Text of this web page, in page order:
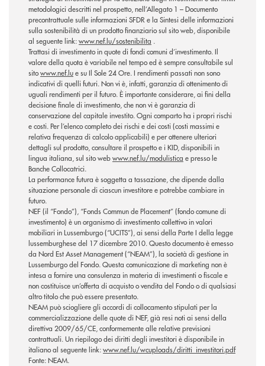
metodologici descritti nel prospetto, nell’Allegato 1 – Documento
precontrattuale sulle informazioni SFDR e la Sintesi delle informazioni
sulla sostenibilità di un prodotto finanziario sul sito web, disponibile
al seguente link:www.nef.lu/sostenibilita .
Trattasi di investimento in quote di fondi comuni d’investimento. Il
valore della quota è variabile nel tempo ed è sempre consultabile sul
sitowww.nef.lue su Il Sole 24 Ore. I rendimenti passati non sono
indicativi di quelli futuri. Non vi è, infatti, garanzia di ottenimento di
uguali rendimenti per il futuro. È importante considerare, ai fini della
decisione finale di investimento, che non vi è garanzia di
conservazione del capitale investito. Ogni comparto ha i propri rischi
e costi. Per l’elenco completo dei rischi e dei costi (costi massimi e
relativa frequenza di calcolo applicabili) e per ottenere ulteriori
dettagli sul prodotto, consultare il prospetto e i KID, disponibili in
lingua italiana, sul sito webwww.nef.lu/modulistica e presso le
Banche Collocatrici.
La performance futura è soggetta a tassazione, che dipende dalla
situazione personale di ciascun investitore e potrebbe cambiare in
futuro.
NEF (il “Fondo”), “Fonds Commun de Placement” (fondo comune di
investimento) è un organismo di investimento collettivo in valori
mobiliari in Lussemburgo (“UCITS”), ai sensi della Parte I della legge
lussemburghese del 17 dicembre 2010. Questo documento è emesso
da Nord Est Asset Management (“NEAM”), la società di gestione in
Lussemburgo del Fondo. Questa comunicazione di marketing non è
intesa a fornire una consulenza in materia di investimenti o fiscale e
non costituisce un’offerta di acquisto o vendita del Fondo o di qualsiasi
altro titolo che può essere presentato.
NEAM può sciogliere gli accordi di collocamento stipulati per la
commercializzazione delle quote di NEF, già resi noti ai sensi della
direttiva 2009/65/CE, conformemente alle relative previsioni
contrattuali. Un riepilogo dei diritti degli investitori è disponibile in
italiano al seguente link:www.nef.lu/wcuploads/diritti_investitori.pdf
Fonte: NEAM.